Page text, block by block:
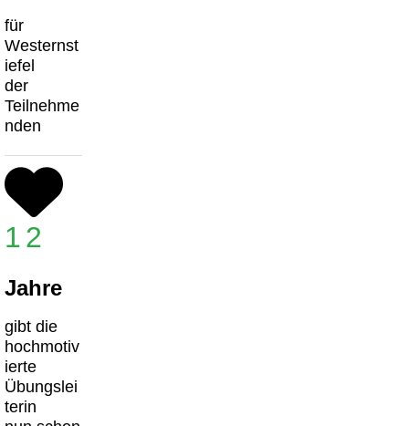
für
Westernst
iefel
der
Teilnehme
nden
12
Jahre
gibt die
hochmotiv
ierte
Übungslei
terin